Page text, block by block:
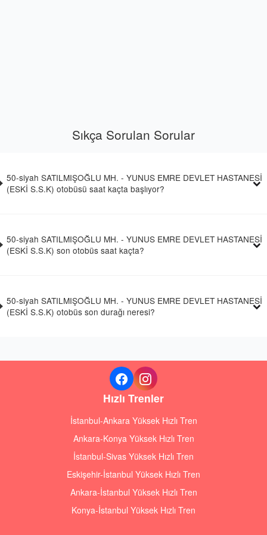
Sıkça Sorulan Sorular
50-siyah SATILMIŞOĞLU MH. - YUNUS EMRE DEVLET HASTANESİ
(ESKİ S.S.K) otobüsü saat kaçta başlıyor?
50-siyah SATILMIŞOĞLU MH. - YUNUS EMRE DEVLET HASTANESİ
(ESKİ S.S.K) son otobüs saat kaçta?
50-siyah SATILMIŞOĞLU MH. - YUNUS EMRE DEVLET HASTANESİ
(ESKİ S.S.K) otobüs son durağı neresi?
Hızlı Trenler
İstanbul-Ankara Yüksek Hızlı Tren
Ankara-Konya Yüksek Hızlı Tren
İstanbul-Sivas Yüksek Hızlı Tren
Eskişehir-İstanbul Yüksek Hızlı Tren
Ankara-İstanbul Yüksek Hızlı Tren
Konya-İstanbul Yüksek Hızlı Tren